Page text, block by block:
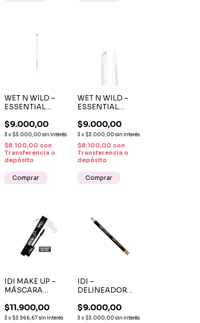
WET N WILD –
ESSENTIAL
BLENDING
BRUSH BROCHA
PARA
DIFUMINAR
SOMBRAS
$9.000,00
3 x $3.000,00 sin interés
$8.100,00 con
Transferencia o
depósito
WET N WILD –
ESSENTIAL
BRUSH DUO
BROCHA PARA
CEJAS Y
DELINEADO
$9.000,00
3 x $3.000,00 sin interés
$8.100,00 con
Transferencia o
depósito
IDI MAKE UP –
MÁSCARA
TRANSPARENTE
PARA PESTAÑAS
$11.900,00
3 x $3.966,67 sin interés
IDI –
DELINEADOR
LIPSLINER
PENCIL
$9.000,00
3 x $3.000,00 sin interés